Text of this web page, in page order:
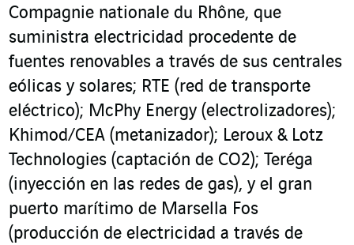
Compagnie nationale du Rhône, que
suministra electricidad procedente de
fuentes renovables a través de sus centrales
eólicas y solares; RTE (red de transporte
eléctrico); McPhy Energy (electrolizadores);
Khimod/CEA (metanizador); Leroux & Lotz
Technologies (captación de CO2); Teréga
(inyección en las redes de gas), y el gran
puerto marítimo de Marsella Fos
(producción de electricidad a través de